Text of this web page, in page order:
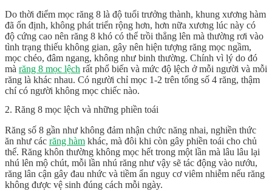
Do thời điểm mọc răng 8 là độ tuổi trưởng thành, khung xương hàm
đã ổn định, không phát triển rộng hơn, hơn nữa xương lúc này có
độ cứng cao nên răng 8 khó có thể trồi thẳng lên mà thường rơi vào
tình trạng thiếu không gian, gây nên hiện tượng răng mọc ngầm,
mọc chéo, đâm ngang, không như binh thường. Chính vì lý do đó
mà răng 8 mọc lệch rất phổ biến và mức độ lệch ở mỗi người và mỗi
răng là khác nhau. Có người chỉ mọc 1-2 trên tổng số 4 răng, thậm
chí có người không mọc chiếc nào.
2. Răng 8 mọc lệch và những phiền toái
Răng số 8 gần như không đảm nhận chức năng nhai, nghiền thức
ăn như các răng hàm khác, mà đôi khi còn gây phiền toái cho chủ
thể. Răng khôn thường không mọc hết trong một lần mà lâu lâu lại
nhú lên mộ chút, mỗi lần nhú răng như vậy sẽ tác động vào nướu,
răng lân cận gây đau nhức và tiềm ẩn nguy cơ viêm nhiễm nếu răng
không được vệ sinh đúng cách mỗi ngày.